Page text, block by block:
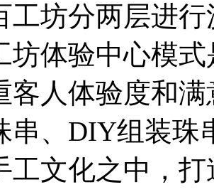
工坊分两层进
坊体验中心模
客人体验度和
串、DIY组装珠
工文化之中，